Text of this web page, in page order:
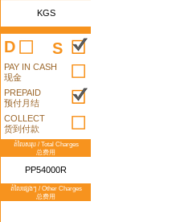
KGS
D S
PAY IN CASH
现金
PREPAID
预付月结
COLLECT
货到付款
តំលៃសរុប / Total Charges
总费用
PP54000R
តំលៃផ្សេងៗ / Other Charges
总费用